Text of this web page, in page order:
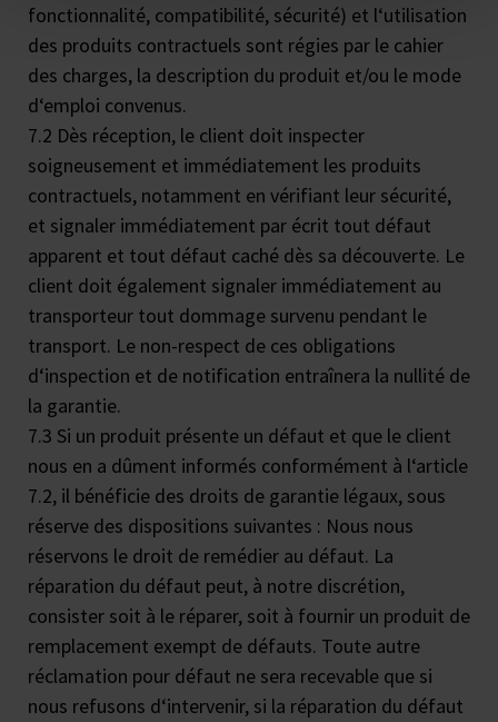
fonctionnalité, compatibilité, sécurité) et l‘utilisation
des produits contractuels sont régies par le cahier
des charges, la description du produit et/ou le mode
d‘emploi convenus.
7.2 Dès réception, le client doit inspecter
soigneusement et immédiatement les produits
contractuels, notamment en vérifiant leur sécurité,
et signaler immédiatement par écrit tout défaut
apparent et tout défaut caché dès sa découverte. Le
client doit également signaler immédiatement au
transporteur tout dommage survenu pendant le
transport. Le non-respect de ces obligations
d‘inspection et de notification entraînera la nullité de
la garantie.
7.3 Si un produit présente un défaut et que le client
nous en a dûment informés conformément à l‘article
7.2, il bénéficie des droits de garantie légaux, sous
réserve des dispositions suivantes : Nous nous
réservons le droit de remédier au défaut. La
réparation du défaut peut, à notre discrétion,
consister soit à le réparer, soit à fournir un produit de
remplacement exempt de défauts. Toute autre
réclamation pour défaut ne sera recevable que si
nous refusons d‘intervenir, si la réparation du défaut